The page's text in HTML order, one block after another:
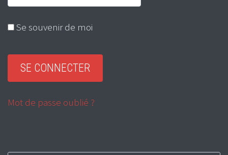
Se souvenir de moi
Mot de passe oublié ?